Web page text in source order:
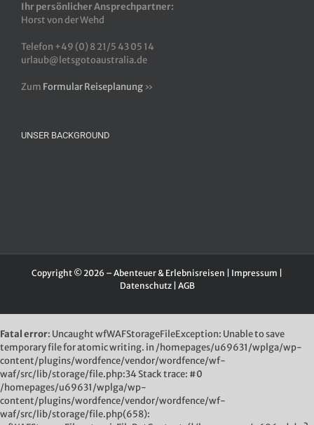
Ihr persönlicher Ansprechpartner:
Horst von der Wehd
Telefon +49 (0) 8 21/5 43 05 14
urlaub@letsgotoaustralia.de
Zum Formular Reiseplanung »
UNSER BACKGROUND
Copyright © 2026 – Abenteuer & Erlebnisreisen | Impressum
Datenschutz| AGB
Fatal error: Uncaught wfWAFStorageFileException: Unable to save
temporary file for atomic writing. in /homepages/u69631/wplga/wp-
content/plugins/wordfence/vendor/wordfence/wf-
waf/src/lib/storage/file.php:34 Stack trace: #0
/homepages/u69631/wplga/wp-
content/plugins/wordfence/vendor/wordfence/wf-
waf/src/lib/storage/file.php(658):